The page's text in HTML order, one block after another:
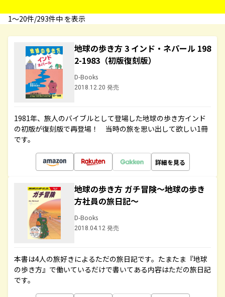
1〜20件/293件中 を表示
地球の歩き方 3 インド・ネパール 198
2-1983（初版復刻版）
D-Books
2018.12.20 発売
1981年、旅人のバイブルとして登場した地球の歩き方インド
の初版が復刻版で再登場！ 当時の旅を思い出して欲しい1冊
です。
詳細を見る
地球の歩き方 ガチ冒険～地球の歩き
方社員の旅日記～
D-Books
2018.04.12 発売
本書は4人の旅好きによるただの旅日記です。たまたま『地球
の歩き方』で働いているだけで書いてある内容はただの旅日記
です。